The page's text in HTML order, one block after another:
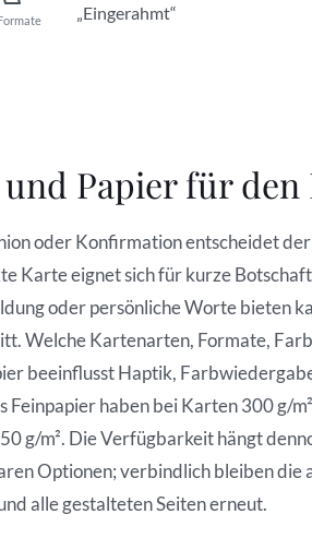
„Eingerahmt“
Papier für den
oder Konfirmation entscheidet
Karte eignet sich für kurze
oder persönliche Worte bieten
Welche Kartenarten, Formate,
beeinflusst Haptik,
Feinpapier haben bei Karten 300 g/
g/m². Die Verfügbarkeit hängt
Optionen; verbindlich bleiben
alle gestalteten Seiten erneut.